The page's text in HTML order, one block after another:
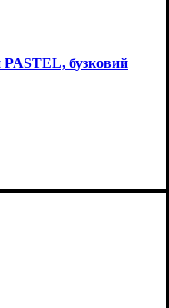
PASTEL, бузковий